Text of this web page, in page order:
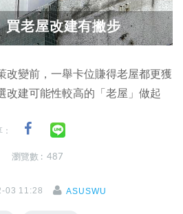
老屋改建有撇步
改變前，一舉卡位賺得老屋都更獲
改建可能性較高的「老屋」做起
瀏覽數 : 487
03 11:28 ASUSWU